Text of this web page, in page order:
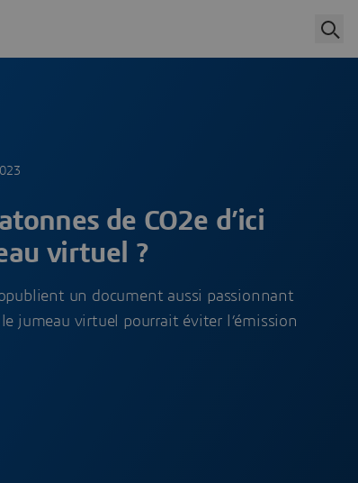
de CO2e d’ici
virtuel ?
un document aussi passionnant
jumeau virtuel pourrait éviter l’émission